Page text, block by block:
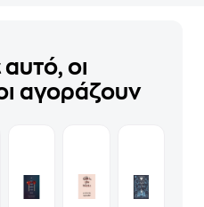
οι
αγοράζουν